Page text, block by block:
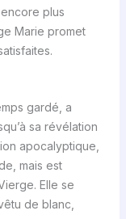
plus
Marie promet
gardé, a
sa révélation
apocalyptique,
mais est
Elle se
de blanc,